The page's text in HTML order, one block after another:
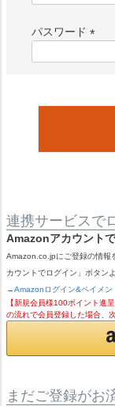
)
パスワード
)
連携サービスで
Amazonアカウント
Amazon.co.jpにご登録の情報
カウントでログイン」ボタン
→Amazonログイン&ペイメン
【新規会員様100ポイント進
の流れで会員登録した場合、
まだご登録がお